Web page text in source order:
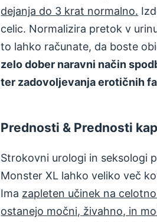
dejanja do 3 krat normalno.
celic. Normalizira pretok v
to lahko računate, da boste
zelo dober naravni način
ter zadovoljevanja erotičnih
Prednosti & Prednosti
Strokovni urologi in seksologi
Monster XL lahko veliko več
Ima zapleten učinek na
ostanejo močni, živahno, in